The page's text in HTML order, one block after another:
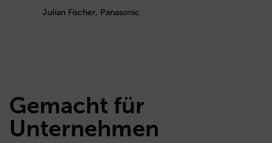
Julian Fischer, Panasonic
Gemacht für
Unternehmen